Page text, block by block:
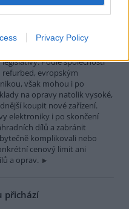
Privacy Policy
novou evropskou směrnici o
legislativy. Podle společnosti
refurbed, evropským
však mohou i po
na opravy natolik vysoké,
koupit nové zařízení.
elektroniky i po skončení
dílů a zabránit
komplikovali nebo
cenový limit ani
a oprav.
přichází